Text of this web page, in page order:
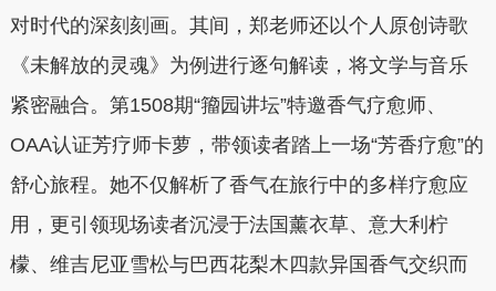
对时代的深刻刻画。其间，郑老师还以个人原创诗歌
《未解放的灵魂》为例进行逐句解读，将文学与音乐
紧密融合。第1508期“籀园讲坛”特邀香气疗愈师、
OAA认证芳疗师卡萝，带领读者踏上一场“芳香疗愈”的
舒心旅程。她不仅解析了香气在旅行中的多样疗愈应
用，更引领现场读者沉浸于法国薰衣草、意大利柠
檬、维吉尼亚雪松与巴西花梨木四款异国香气交织而